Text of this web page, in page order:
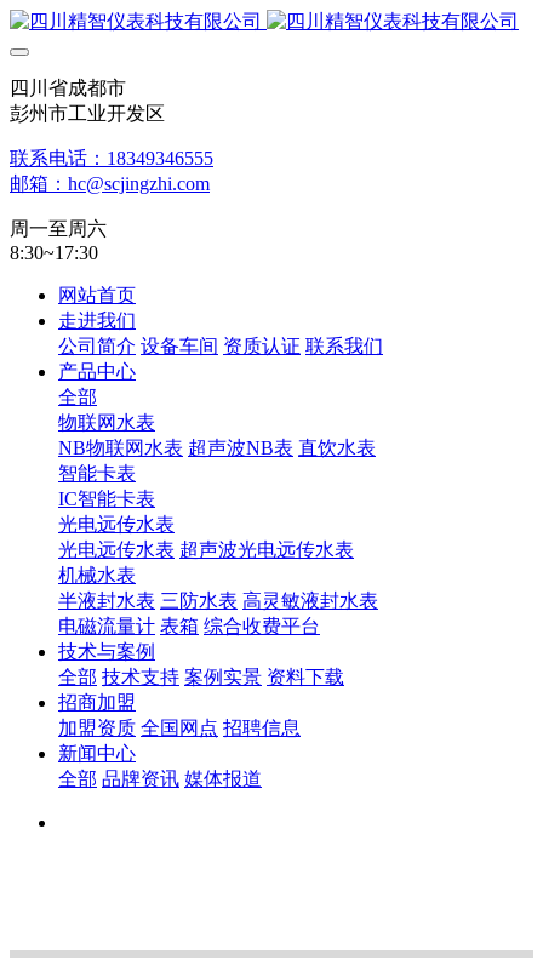
四川省成都市
彭州市工业开发区
联系电话：18349346555
邮箱：hc@scjingzhi.com
周一至周六
8:30~17:30
网站首页
走进我们
公司简介 设备车间 资质认证 联系我们
产品中心
全部
物联网水表
NB物联网水表 超声波NB表 直饮水表
智能卡表
IC智能卡表
光电远传水表
光电远传水表 超声波光电远传水表
机械水表
半液封水表 三防水表 高灵敏液封水表
电磁流量计 表箱 综合收费平台
技术与案例
全部 技术支持 案例实景 资料下载
招商加盟
加盟资质 全国网点 招聘信息
新闻中心
全部 品牌资讯 媒体报道